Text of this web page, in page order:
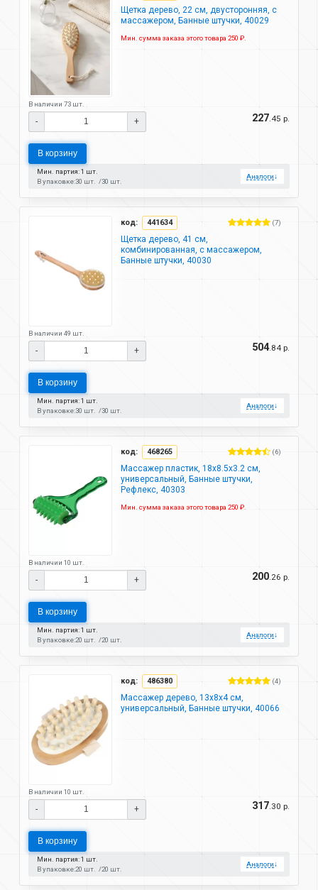
Щетка дерево, 22 см, двусторонняя, с
массажером, Банные штучки, 40029
Мин. сумма заказа этого товара 250 ₽.
В наличии 73 шт.
- + 227.45 р.
В корзину
Мин. партия: 1 шт.
В упаковке:30 шт. 30 шт.
Аналоги↓
код: 441634 (7)
Щетка дерево, 41 см,
комбинированная, с массажером,
Банные штучки, 40030
В наличии 49 шт.
- + 504.84 р.
В корзину
Мин. партия: 1 шт.
В упаковке:30 шт. 30 шт.
Аналоги↓
код: 468265 (6)
Массажер пластик, 18х8.5х3.2 см,
универсальный, Банные штучки,
Рефлекс, 40303
Мин. сумма заказа этого товара 250 ₽.
В наличии 10 шт.
- + 200.26 р.
В корзину
Мин. партия: 1 шт.
В упаковке:20 шт. 20 шт.
Аналоги↓
код: 486380 (4)
Массажер дерево, 13х8х4 см,
универсальный, Банные штучки, 40066
В наличии 10 шт.
- + 317.30 р.
В корзину
Мин. партия: 1 шт.
В упаковке:20 шт. 20 шт.
Аналоги↓